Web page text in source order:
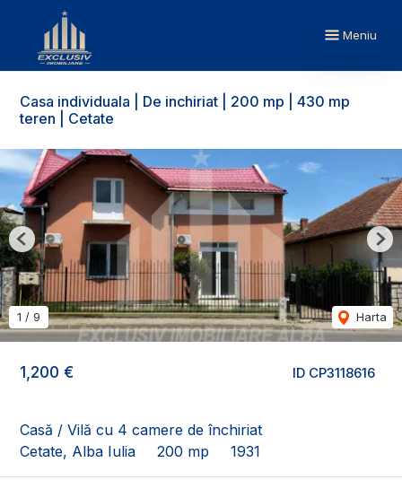
Meniu
Casa individuala | De inchiriat | 200 mp | 430 mp
teren | Cetate
ID CP3118616
1,200 €
Casă / Vilă cu 4 camere de închiriat
Cetate, Alba Iulia
200 mp 1931
1 / 9 Harta
Previous